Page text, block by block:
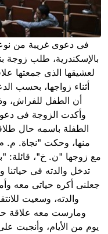
فى دعوى غريبة من
بالإسكندرية، طلب زوجة
لعشيقها الذى جمعتها
أثناء زواجها، بحسب
أن الطفل للفراش،
وأكدت الزوجة فى
الطفلة باسمه حال
منها، وحكت "نجاة. م.
مع زوجها "ن. خ"، قائلة:
تدخل والدته فى حياتنا
جعلنى أكره حياتى معه
والدته، وسعيت
ومارست معه علاقة
يوم من الأيام، وأنجبت